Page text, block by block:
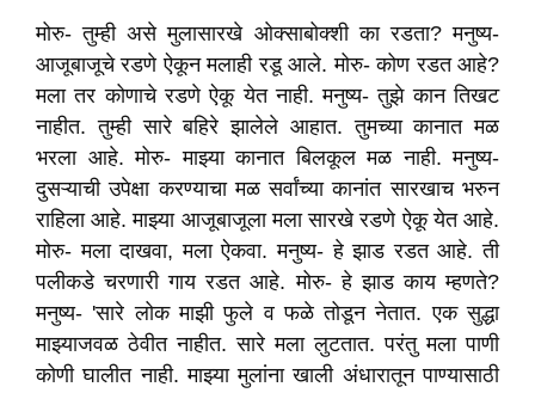
मोरु- तुम्ही असे मुलासारखे ओक्साबोक्शी का रडता? मनुष्य-
आजूबाजूचे रडणे ऐकून मलाही रडू आले. मोरु- कोण रडत आहे?
मला तर कोणाचे रडणे ऐकू येत नाही. मनुष्य- तुझे कान तिखट
नाहीत. तुम्ही सारे बहिरे झालेले आहात. तुमच्या कानात मळ
भरला आहे. मोरु- माझ्या कानात बिलकूल मळ नाही. मनुष्य-
दुसऱ्याची उपेक्षा करण्याचा मळ सर्वांच्या कानांत सारखाच भरुन
राहिला आहे. माझ्या आजूबाजूला मला सारखे रडणे ऐकू येत आहे.
मोरु- मला दाखवा, मला ऐकवा. मनुष्य- हे झाड रडत आहे. ती
पलीकडे चरणारी गाय रडत आहे. मोरु- हे झाड काय म्हणते?
मनुष्य- 'सारे लोक माझी फुले व फळे तोडून नेतात. एक सुद्धा
माझ्याजवळ ठेवीत नाहीत. सारे मला लुटतात. परंतु मला पाणी
कोणी घालीत नाही. माझ्या मुलांना खाली अंधारातून पाण्यासाठी